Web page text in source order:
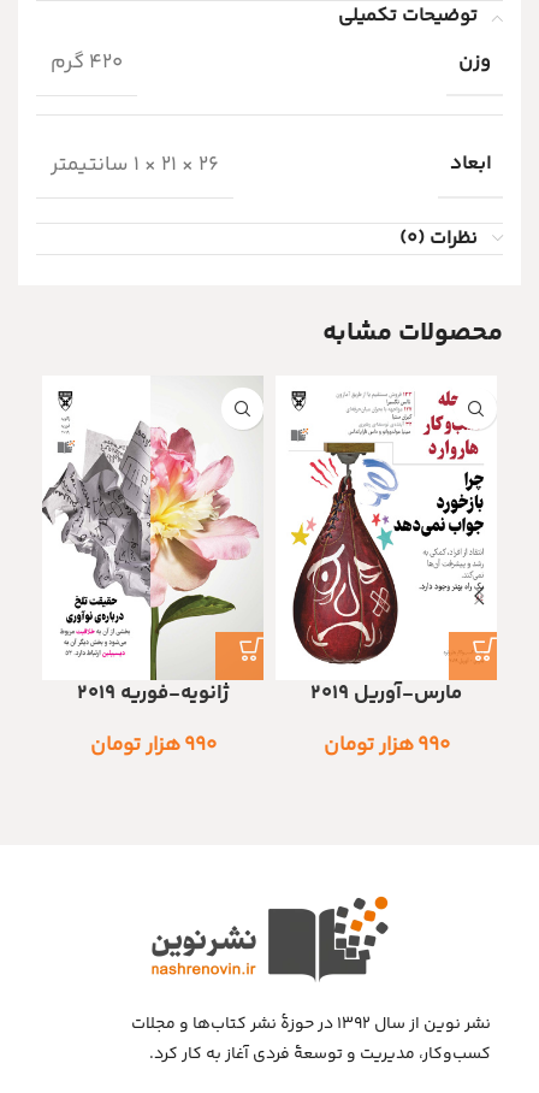
توضیحات تکمیلی
وزن
420 گرم
ابعاد 26 × 21 × 1 سانتیمتر
نظرات (0)
محصولات مشابه
مارس-آوریل 2019
۹۹۰هزار تومان
ژانویه-فوریه 2019
۹۹۰هزار تومان
نشر نوین از سال ۱۳۹۲ در حوزهٔ نشر کتاب‌ها و مجلات
کسب‌وکار، مدیریت و توسعهٔ فردی آغاز به کار کرد.